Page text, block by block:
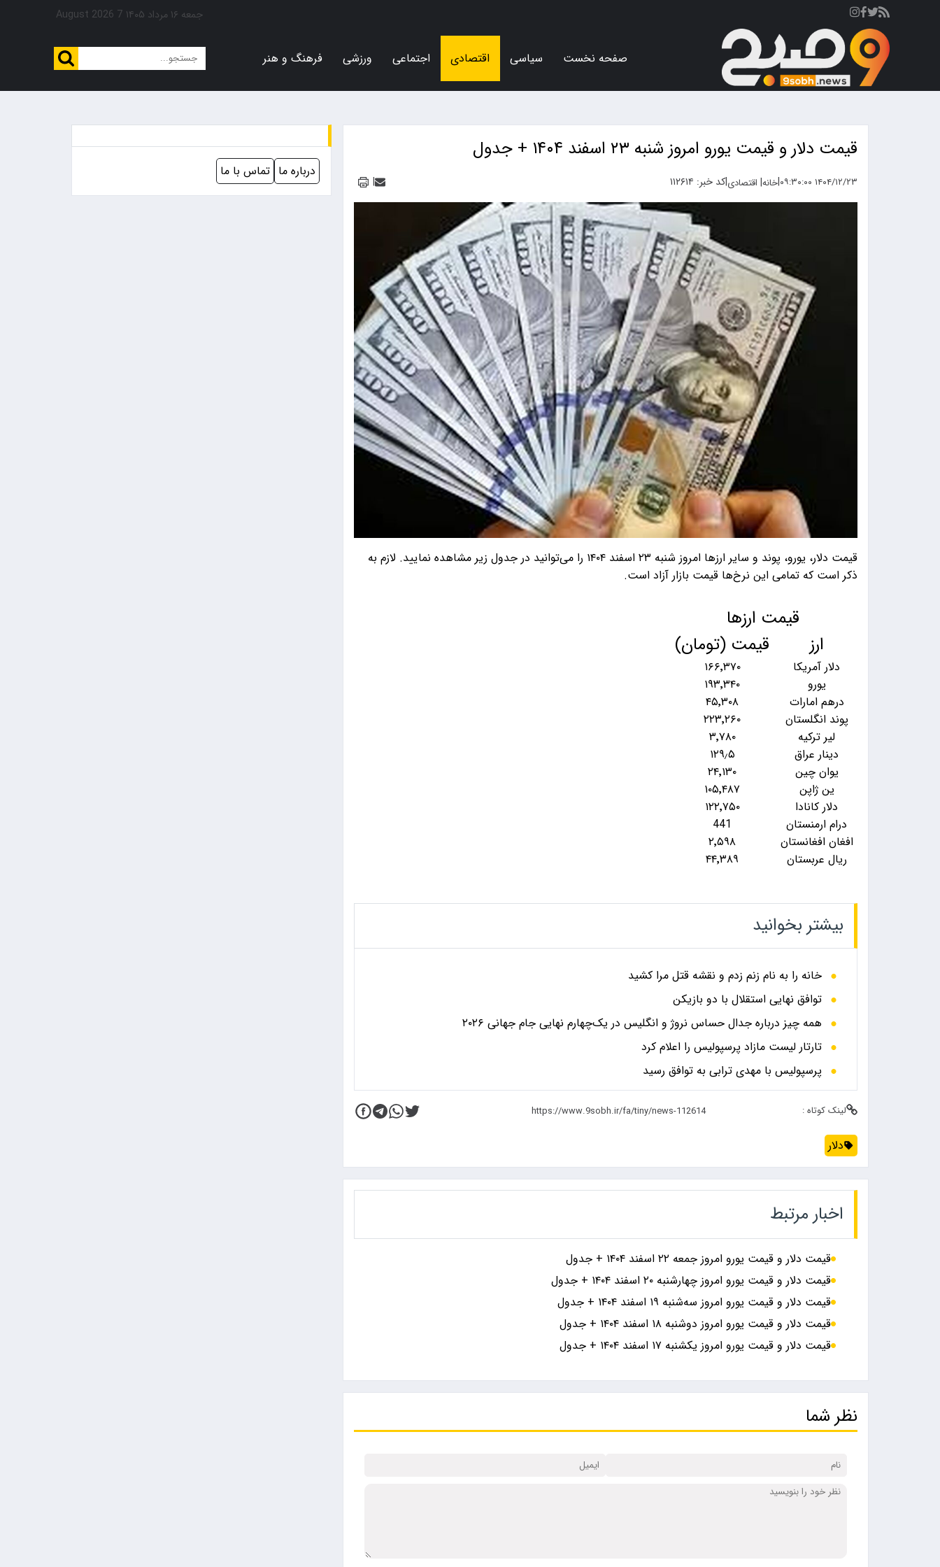
جمعه ۱۶ مرداد ۱۴۰۵ 7 August 2026
صفحه نخست سیاسی اقتصادی اجتماعی ورزشی فرهنگ و هنر
قیمت دلار و قیمت یورو امروز شنبه ۲۳ اسفند ۱۴۰۴ + جدول
۱۴۰۴/۱۲/۲۳ ۰۹:۳۰:۰۰ |خانه| اقتصادی|کد خبر: ۱۱۲۶۱۴ |
قیمت دلار، یورو، پوند و سایر ارز‌ها امروز شنبه ۲۳ اسفند ۱۴۰۴ را می‌توانید در جدول زیر مشاهده نمایید. لازم به
ذکر است که تمامی این نرخ‌ها قیمت بازار آزاد است.
قیمت ارزها
ارز
قیمت (تومان)
دلار آمریکا
۱۶۶٬۳۷۰
یورو
۱۹۳٬۳۴۰
درهم امارات
۴۵٬۳۰۸
پوند انگلستان
۲۲۳٬۲۶۰
لیر ترکیه
۳٬۷۸۰
دینار عراق
۱۲۹٫۵
یوان چین
۲۴٬۱۳۰
ین ژاپن
۱۰۵٬۴۸۷
دلار کانادا
۱۲۲٬۷۵۰
درام ارمنستان
441
افغان افغانستان
۲٬۵۹۸
ریال عربستان
۴۴٬۳۸۹
بیشتر بخوانید
خانه را به نام زنم زدم و نقشه قتل مرا کشید
توافق نهایی استقلال با دو بازیکن
همه چیز درباره جدال حساس نروژ و انگلیس در یک‌چهارم نهایی جام جهانی ۲۰۲۶
تارتار لیست مازاد پرسپولیس را اعلام کرد
پرسپولیس با مهدی ترابی به توافق رسید
لینک کوتاه :
دلار
اخبار مرتبط
قیمت دلار و قیمت یورو امروز جمعه ۲۲ اسفند ۱۴۰۴ + جدول
قیمت دلار و قیمت یورو امروز چهارشنبه ۲۰ اسفند ۱۴۰۴ + جدول
قیمت دلار و قیمت یورو امروز سه‌شنبه ۱۹ اسفند ۱۴۰۴ + جدول
قیمت دلار و قیمت یورو امروز دوشنبه ۱۸ اسفند ۱۴۰۴ + جدول
قیمت دلار و قیمت یورو امروز یکشنبه ۱۷ اسفند ۱۴۰۴ + جدول
نظر شما
درباره ما تماس با ما